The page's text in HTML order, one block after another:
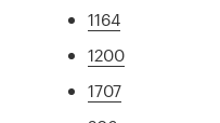
1164
1200
1707